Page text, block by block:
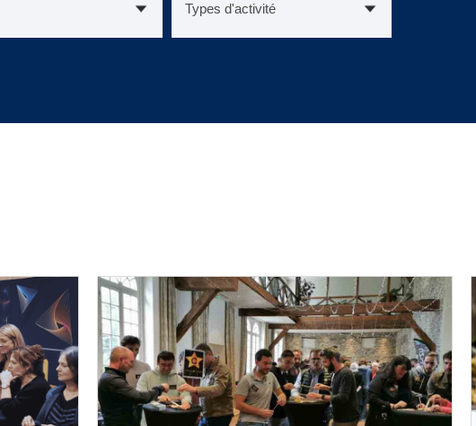
Types d'activité